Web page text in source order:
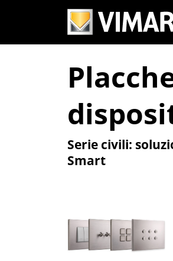
Serie civili
Serie civili:
Smart